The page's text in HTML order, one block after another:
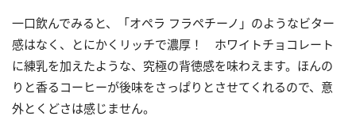
一口飲んでみると、「オペラ フラペチーノ」のようなビター
感はなく、とにかくリッチで濃厚！ ホワイトチョコレート
に練乳を加えたような、究極の背徳感を味わえます。ほんの
りと香るコーヒーが後味をさっぱりとさせてくれるので、意
外とくどさは感じません。